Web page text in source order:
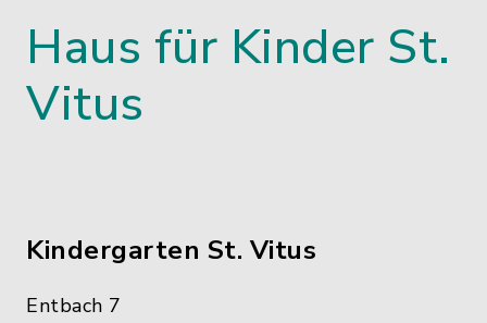
Haus für Kinder St.
Vitus
Kindergarten St. Vitus
Entbach 7